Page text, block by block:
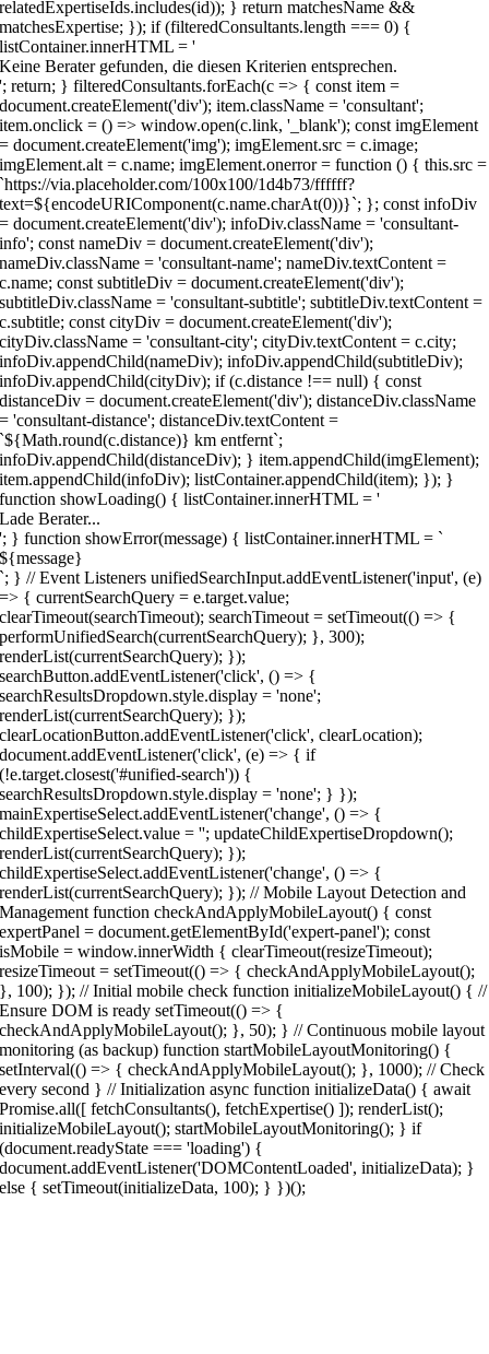
Keine Berater gefunden, die diesen Kriterien entsprechen.
'; return; } filteredConsultants.forEach(c => { const item =
document.createElement('div'); item.className = 'consultant';
item.onclick = () => window.open(c.link, '_blank'); const imgElement
= document.createElement('img'); imgElement.src = c.image;
imgElement.alt = c.name; imgElement.onerror = function () { this.src =
`https://via.placeholder.com/100x100/1d4b73/ffffff?
text=${encodeURIComponent(c.name.charAt(0))}`; }; const infoDiv
= document.createElement('div'); infoDiv.className = 'consultant-
info'; const nameDiv = document.createElement('div');
nameDiv.className = 'consultant-name'; nameDiv.textContent =
c.name; const subtitleDiv = document.createElement('div');
subtitleDiv.className = 'consultant-subtitle'; subtitleDiv.textContent =
c.subtitle; const cityDiv = document.createElement('div');
cityDiv.className = 'consultant-city'; cityDiv.textContent = c.city;
infoDiv.appendChild(nameDiv); infoDiv.appendChild(subtitleDiv);
infoDiv.appendChild(cityDiv); if (c.distance !== null) { const
distanceDiv = document.createElement('div'); distanceDiv.className
= 'consultant-distance'; distanceDiv.textContent =
`${Math.round(c.distance)} km entfernt`;
infoDiv.appendChild(distanceDiv); } item.appendChild(imgElement);
item.appendChild(infoDiv); listContainer.appendChild(item); }); }
function showLoading() { listContainer.innerHTML = '
Lade Berater...
'; } function showError(message) { listContainer.innerHTML = `
${message}
`; } // Event Listeners unifiedSearchInput.addEventListener('input', (e)
=> { currentSearchQuery = e.target.value;
clearTimeout(searchTimeout); searchTimeout = setTimeout(() => {
performUnifiedSearch(currentSearchQuery); }, 300);
renderList(currentSearchQuery); });
searchButton.addEventListener('click', () => {
searchResultsDropdown.style.display = 'none';
renderList(currentSearchQuery); });
clearLocationButton.addEventListener('click', clearLocation);
document.addEventListener('click', (e) => { if
(!e.target.closest('#unified-search')) {
searchResultsDropdown.style.display = 'none'; } });
mainExpertiseSelect.addEventListener('change', () => {
childExpertiseSelect.value = ''; updateChildExpertiseDropdown();
renderList(currentSearchQuery); });
childExpertiseSelect.addEventListener('change', () => {
renderList(currentSearchQuery); }); // Mobile Layout Detection and
Management function checkAndApplyMobileLayout() { const
expertPanel = document.getElementById('expert-panel'); const
isMobile = window.innerWidth { clearTimeout(resizeTimeout);
resizeTimeout = setTimeout(() => { checkAndApplyMobileLayout();
}, 100); }); // Initial mobile check function initializeMobileLayout() { //
Ensure DOM is ready setTimeout(() => {
checkAndApplyMobileLayout(); }, 50); } // Continuous mobile layout
monitoring (as backup) function startMobileLayoutMonitoring() {
setInterval(() => { checkAndApplyMobileLayout(); }, 1000); // Check
every second } // Initialization async function initializeData() { await
Promise.all([ fetchConsultants(), fetchExpertise() ]); renderList();
initializeMobileLayout(); startMobileLayoutMonitoring(); } if
(document.readyState === 'loading') {
document.addEventListener('DOMContentLoaded', initializeData); }
else { setTimeout(initializeData, 100); } })();